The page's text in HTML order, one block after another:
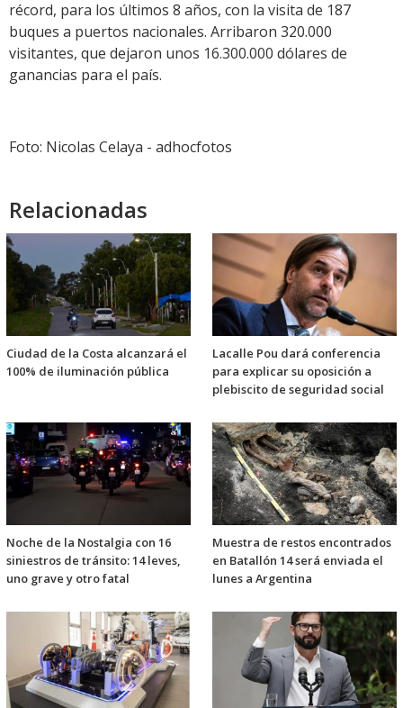
récord, para los últimos 8 años, con la visita de 187
buques a puertos nacionales. Arribaron 320.000
visitantes, que dejaron unos 16.300.000 dólares de
ganancias para el país.
Foto: Nicolas Celaya - adhocfotos
Relacionadas
Ciudad de la Costa alcanzará el
100% de iluminación pública
Lacalle Pou dará conferencia
para explicar su oposición a
plebiscito de seguridad social
Noche de la Nostalgia con 16
siniestros de tránsito: 14 leves,
uno grave y otro fatal
Muestra de restos encontrados
en Batallón 14 será enviada el
lunes a Argentina